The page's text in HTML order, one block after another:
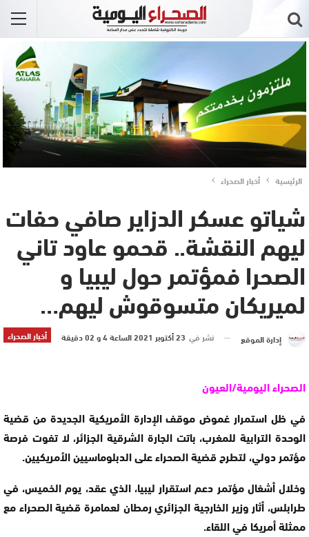
الرئيسية أخبار الصحراء
شياتو عسكر الدزاير صافي حفات
ليهم النقشة.. قحمو عاود تاني
الصحرا فمؤتمر حول ليبيا و
لميريكان متسوقوش ليهم…
أخبار الصحراء إدارة الموقع نشر في 23 أكتوبر 2021 الساعة 4 و 02 دقيقة
الصحراء اليومية/العيون
في ظل استمرار غموض موقف الإدارة الأمريكية الجديدة من قضية
الوحدة الترابية للمغرب، باتت الجارة الشرقية الجزائر، لا تفوت فرصة
مؤتمر دولي، لتطرح قضية الصحراء على الدبلوماسيين الأمريكيين.
وخلال أشغال مؤتمر دعم استقرار ليبيا، الذي عقد، يوم الخميس، في
طرابلس، أثار وزير الخارجية الجزائري رمطان لعمامرة قضية الصحراء مع
ممثلة أمريكا في اللقاء.